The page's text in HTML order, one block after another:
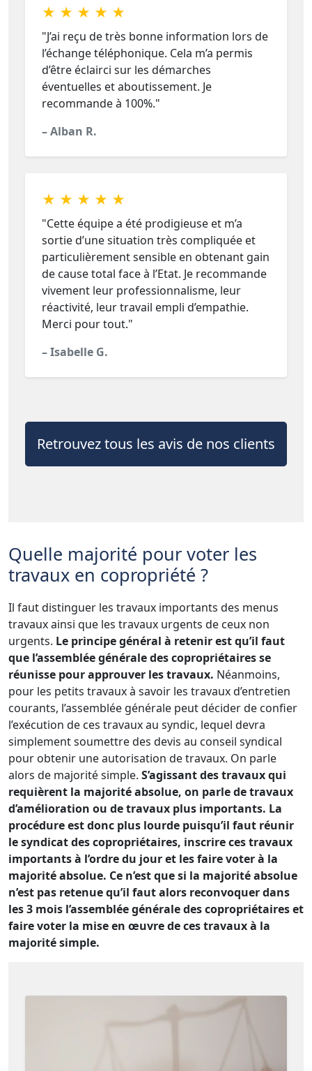
★ ★ ★ ★ ★
"J’ai reçu de très bonne information lors de
l’échange téléphonique. Cela m’a permis
d’être éclairci sur les démarches
éventuelles et aboutissement. Je
recommande à 100%."
– Alban R.
★ ★ ★ ★ ★
"Cette équipe a été prodigieuse et m’a
sortie d’une situation très compliquée et
particulièrement sensible en obtenant gain
de cause total face à l’Etat. Je recommande
vivement leur professionnalisme, leur
réactivité, leur travail empli d’empathie.
Merci pour tout."
– Isabelle G.
Retrouvez tous les avis de nos clients
Quelle majorité pour voter les
travaux en copropriété ?
Il faut distinguer les travaux importants des menus
travaux ainsi que les travaux urgents de ceux non
urgents. Le principe général à retenir est qu’il faut
que l’assemblée générale des copropriétaires se
réunisse pour approuver les travaux. Néanmoins,
pour les petits travaux à savoir les travaux d’entretien
courants, l’assemblée générale peut décider de confier
l’exécution de ces travaux au syndic, lequel devra
simplement soumettre des devis au conseil syndical
pour obtenir une autorisation de travaux. On parle
alors de majorité simple. S’agissant des travaux qui
requièrent la majorité absolue, on parle de travaux
d’amélioration ou de travaux plus importants. La
procédure est donc plus lourde puisqu’il faut réunir
le syndicat des copropriétaires, inscrire ces travaux
importants à l’ordre du jour et les faire voter à la
majorité absolue. Ce n’est que si la majorité absolue
n’est pas retenue qu’il faut alors reconvoquer dans
les 3 mois l’assemblée générale des copropriétaires et
faire voter la mise en œuvre de ces travaux à la
majorité simple.